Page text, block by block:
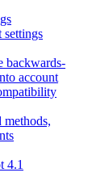
backwards-
account
4.1